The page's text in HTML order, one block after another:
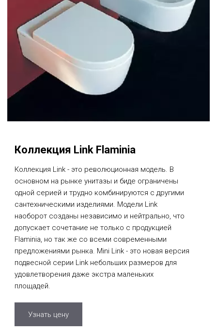
Коллекция Link Flaminia
Коллекция Link - это революционная модель. В
основном на рынке унитазы и биде ограничены
одной серией и трудно комбинируются с другими
сантехническими изделиями. Модели Link
наоборот созданы независимо и нейтрально, что
допускает сочетание не только с продукцией
Flaminia, но так же со всеми современными
предложениями рынка. Mini Link - это новая версия
подвесной серии Link небольших размеров для
удовлетворения даже экстра маленьких
площадей.
Узнать цену